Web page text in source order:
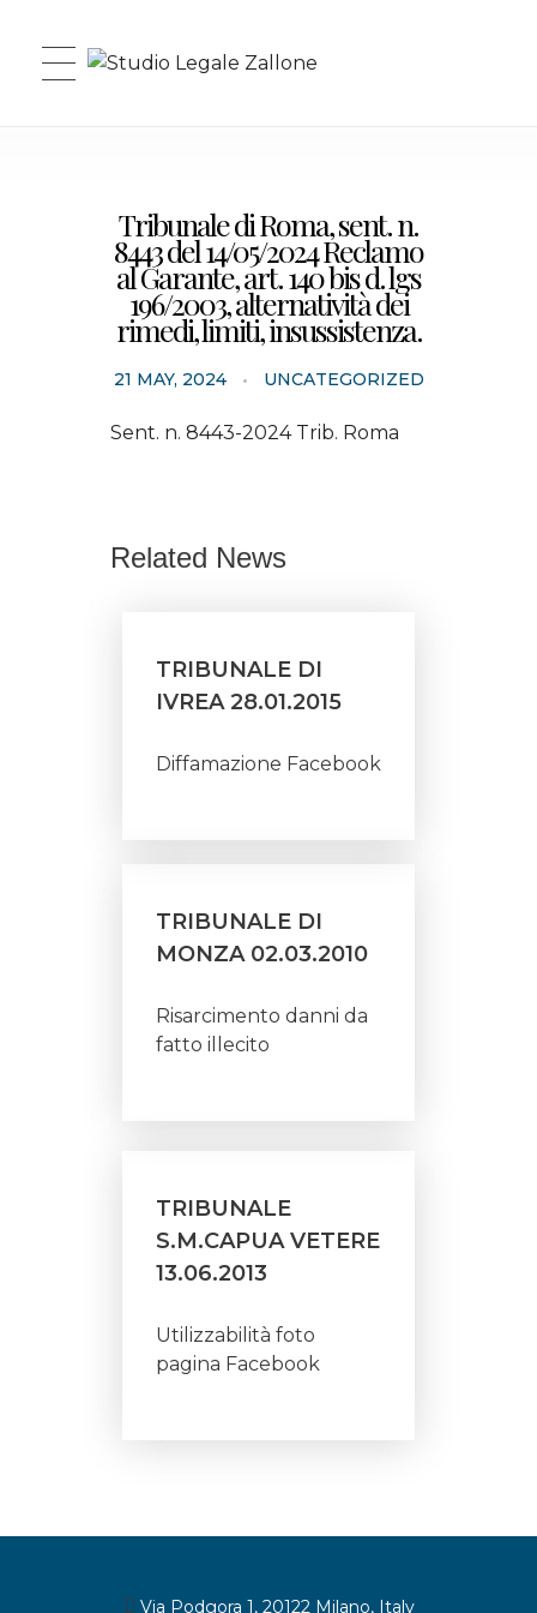
Tribunale di Roma, sent. n.
8443 del 14/05/2024 Reclamo
al Garante, art. 140 bis d. lgs
196/2003, alternatività dei
rimedi, limiti, insussistenza.
21 MAY, 2024 UNCATEGORIZED
Sent. n. 8443-2024 Trib. Roma
Related News
TRIBUNALE DI
IVREA 28.01.2015
Diffamazione Facebook
TRIBUNALE DI
MONZA 02.03.2010
Risarcimento danni da
fatto illecito
TRIBUNALE
S.M.CAPUA VETERE
13.06.2013
Utilizzabilità foto
pagina Facebook
Via Podgora 1, 20122 Milano, Italy